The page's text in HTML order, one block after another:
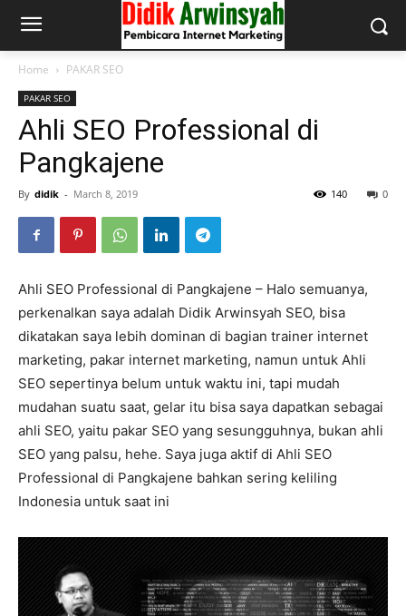
Home PAKAR SEO
PAKAR SEO
Ahli SEO Professional di
Pangkajene
By didik - March 8, 2019 0
140
Ahli SEO Professional di Pangkajene – Halo semuanya,
perkenalkan saya adalah Didik Arwinsyah SEO, bisa
dikatakan saya lebih dominan di bagian trainer internet
marketing, pakar internet marketing, namun untuk Ahli
SEO sepertinya belum untuk waktu ini, tapi mudah
mudahan suatu saat, gelar itu bisa saya dapatkan sebagai
ahli SEO, yaitu pakar SEO yang sesungguhnya, bukan ahli
SEO yang palsu, hehe. Saya juga aktif di Ahli SEO
Professional di Pangkajene bahkan sering keliling
Indonesia untuk saat ini